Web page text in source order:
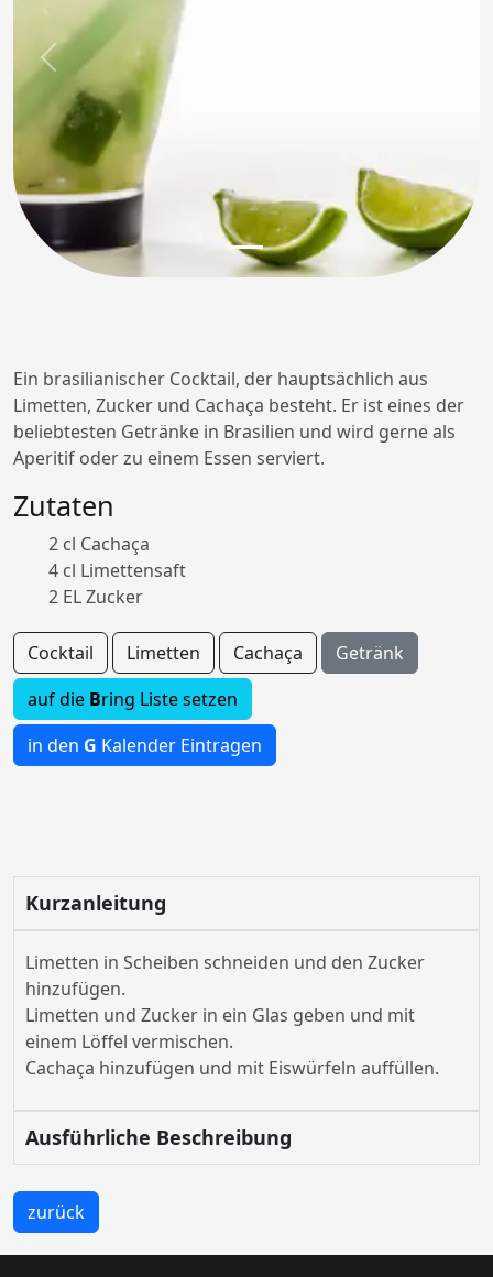
Previous
Ein brasilianischer Cocktail, der hauptsächlich aus
Limetten, Zucker und Cachaça besteht. Er ist eines der
beliebtesten Getränke in Brasilien und wird gerne als
Aperitif oder zu einem Essen serviert.
Zutaten
2 cl Cachaça
4 cl Limettensaft
2 EL Zucker
Cocktail Limetten Cachaça
Getränk
auf die Bring Liste setzen
in den G Kalender Eintragen
Kurzanleitung
Limetten in Scheiben schneiden und den Zucker
hinzufügen.
Limetten und Zucker in ein Glas geben und mit
einem Löffel vermischen.
Cachaça hinzufügen und mit Eiswürfeln auffüllen.
Ausführliche Beschreibung
zurück